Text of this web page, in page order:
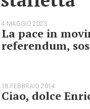
4 MAGGIO 2023
La pace in
referendum,
18 FEBBRAIO 2014
Ciao, dolce